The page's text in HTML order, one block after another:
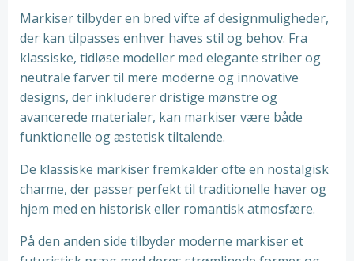
Markiser tilbyder en bred vifte af designmuligheder,
der kan tilpasses enhver haves stil og behov. Fra
klassiske, tidløse modeller med elegante striber og
neutrale farver til mere moderne og innovative
designs, der inkluderer dristige mønstre og
avancerede materialer, kan markiser være både
funktionelle og æstetisk tiltalende.
De klassiske markiser fremkalder ofte en nostalgisk
charme, der passer perfekt til traditionelle haver og
hjem med en historisk eller romantisk atmosfære.
På den anden side tilbyder moderne markiser et